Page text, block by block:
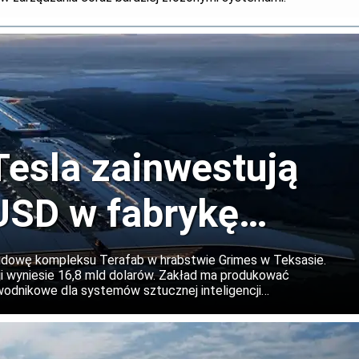
zainwestują
w fabrykę
kompleksu Terafab w hrabstwie Grimes w Teksasie.
16,8 mld dolarów. Zakład ma produkować
dla systemów sztucznej inteligencji